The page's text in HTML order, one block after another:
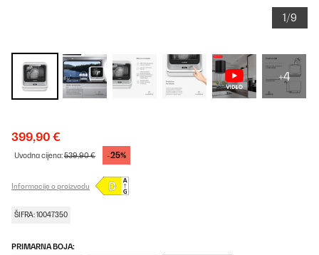
1/9
+4
399,90 €
Uvodna cijena:539,90 € -25%
Informacije o proizvodu
ŠIFRA: 10047350
PRIMARNA BOJA: